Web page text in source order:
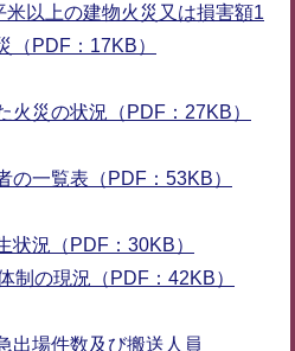
米以上の建物火災又は損害額1
（PDF：17KB）
火災の状況（PDF：27KB）
の一覧表（PDF：53KB）
状況（PDF：30KB）
制の現況（PDF：42KB）
出場件数及び搬送人員